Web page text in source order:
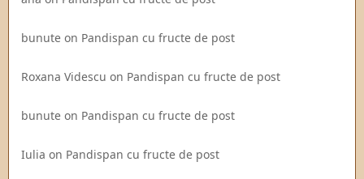
bunute on Pandispan cu fructe de post
Roxana Videscu on Pandispan cu fructe de post
bunute on Pandispan cu fructe de post
Iulia on Pandispan cu fructe de post